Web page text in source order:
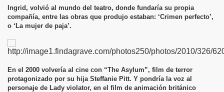
Ingrid, volvió al mundo del teatro, donde fundaría su propia
compañía, entre las obras que produjo estaban: ‘Crimen perfecto’,
o ‘La mujer de paja’.
En el 2000 volvería al cine con “The Asylum”, film de terror
protagonizado por su hija Steffanie Pitt. Y pondría la voz al
personaje de Lady violator, en el film de animación británico